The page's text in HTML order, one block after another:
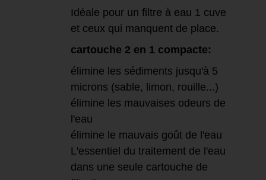
Idéale pour un filtre à eau 1 cuve
et ceux qui manquent de place.
cartouche 2 en 1 compacte:
élimine les sédiments jusqu'à 5
microns (sable, limon, rouille...)
élimine les mauvaises odeurs de
l'eau
élimine le mauvais goût de l'eau
L'essentiel du traitement de l'eau
dans une seule cartouche de